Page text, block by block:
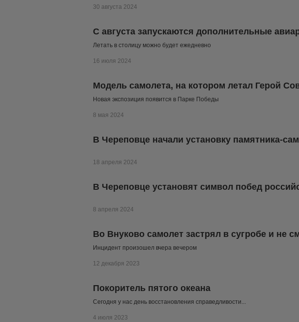
30 августа 2024
С августа запускаются дополнительные
Летать в столицу можно будет ежедневно
16 июля 2024
Модель самолета, на котором летал Герой
Новая экспозиция появится в Парке Победы
8 мая 2024
В Череповце начали установку памятника-
18 апреля 2024
В Череповце установят символ побед
8 апреля 2024
Во Внуково самолет застрял в сугробе и не
Инцидент произошел вчера вечером
12 декабря 2023
Покоритель пятого океана
Сегодня у нас день восстановления справедливости...
4 июля 2023